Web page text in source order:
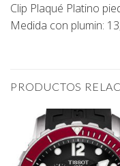
Clip Plaqué Platino
Medida con plumin:
PRODUCTOS